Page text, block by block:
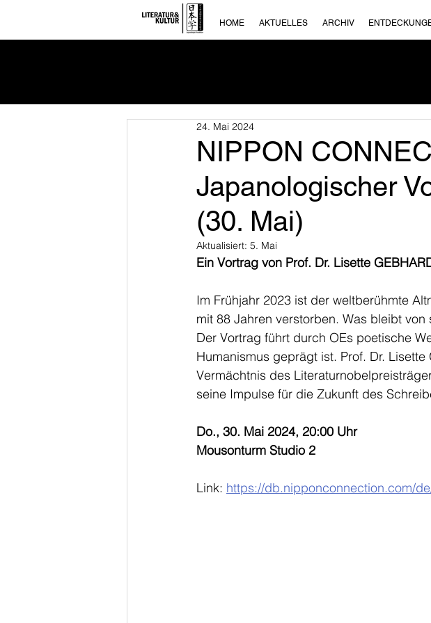
HOME AKTUELLES ARCHIV
NIPPON
Japanologischer
(30. Mai)
24. Mai 2024
Aktualisiert: 5. Mai
Ein Vortrag von Prof. Dr. Lisette
Im Frühjahr 2023 ist der weltberühmte
mit 88 Jahren verstorben. Was bleibt
Der Vortrag führt durch OEs poetische
Humanismus geprägt ist. Prof. Dr.
Vermächtnis des
seine Impulse für die Zukunft des
Do., 30. Mai 2024, 20:00 Uhr
Mousonturm Studio 2
Link: https://db.nipponconnection.com/